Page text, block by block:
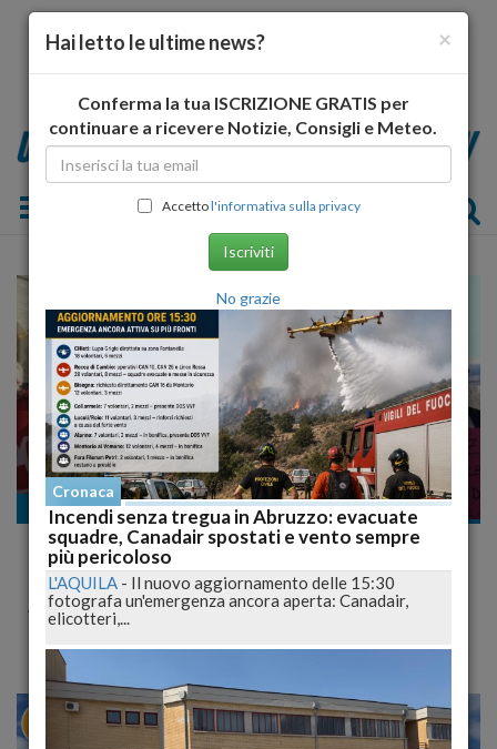
Toggle navigation
Cronaca nazionale
"Troppo brutta per essere stuprata" la
Cassazione annulla sentenza del tribunale di
Ancona
MILANO 20 26
×
Hai letto le ultime news?
Conferma la tua ISCRIZIONE GRATIS per
continuare a ricevere Notizie, Consigli e Meteo.
Accettol'informativa sulla privacy
Iscriviti
No grazie
Cronaca
Incendi senza tregua in Abruzzo: evacuate
squadre, Canadair spostati e vento sempre
più pericoloso
L'AQUILA - Il nuovo aggiornamento delle 15:30
fotografa un'emergenza ancora aperta: Canadair,
elicotteri,...